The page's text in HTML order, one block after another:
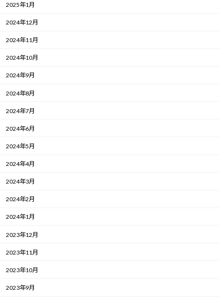
2025年1月
2024年12月
2024年11月
2024年10月
2024年9月
2024年8月
2024年7月
2024年6月
2024年5月
2024年4月
2024年3月
2024年2月
2024年1月
2023年12月
2023年11月
2023年10月
2023年9月